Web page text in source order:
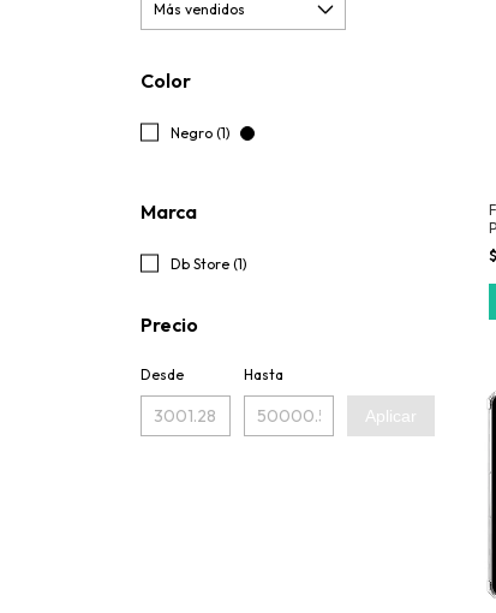
Color
Negro (1)
Marca
Db Store (1)
Precio
Desde Hasta
Aplicar